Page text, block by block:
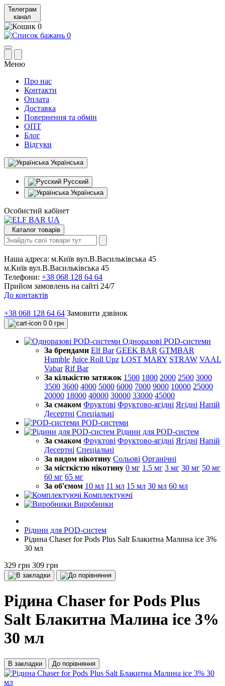
Телеграм
канал
0
0
Меню
Про нас
Контакти
Оплата
Доставка
Повернення та обмін
ОПТ
Блог
Відгуки
Українська
Русский
Українська
Особистий кабінет
Каталог товарів
Наша адреса: м.Київ вул.В.Васильківська 45
м.Київ вул.В.Васильківська 45
Телефони: +38 068 128 64 64
Прийом замовлень на сайті 24/7
До контактів
+38 068 128 64 64 Замовити дзвінок
0 0 грн
Одноразові POD-системи
За брендами Elf Bar GEEK BAR GTMBAR
Humble Juice Roll Upz LOST MARY STRAW VAAL
Vabar Rif Bar
За кількістю затяжок 1500 1800 2000 2500 3000
3500 3600 4000 5000 6000 7000 9000 10000 25000
20000 18000 40000 30000 33000 45000
За смаком Фруктові Фруктово-ягідні Ягідні Напій
Десертні Спеціальні
POD-системи
Рідини для POD-систем
За смаком Фруктові Фруктово-ягідні Ягідні Напій
Десертні Спеціальні
За видом нікотину Сольові Органічні
За місткістю нікотину 0 мг 1.5 мг 3 мг 30 мг 50 мг
60 мг 65 мг
За об'ємом 10 мл 11 мл 15 мл 30 мл 60 мл
Комплектуючі
Виробники
Рідини для POD-систем
Рідина Chaser for Pods Plus Salt Блакитна Малина ice 3%
30 мл
329 грн 309 грн
Рідина Chaser for Pods Plus
Salt Блакитна Малина ice 3%
30 мл
В закладки До порівняння